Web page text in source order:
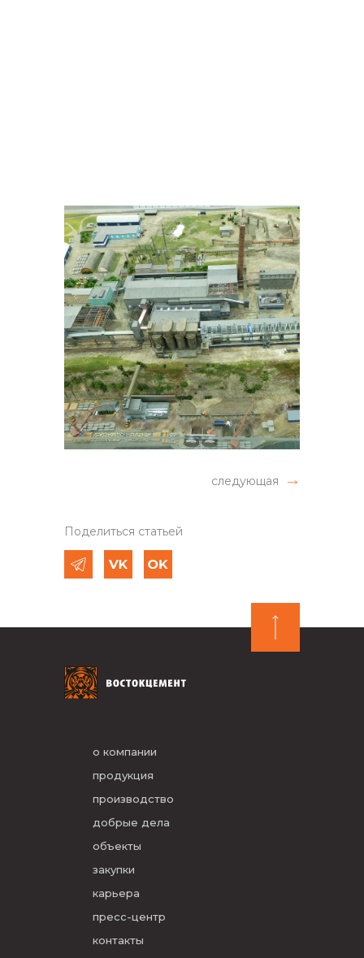
следующая
Поделиться статьей
о компании
продукция
производство
добрые дела
объекты
закупки
карьера
пресс-центр
контакты